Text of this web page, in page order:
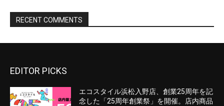
EDITOR PICKS
エコスタイル浜松入野店、創業25周年を記
念した「25周年創業祭」を開催。店内商品